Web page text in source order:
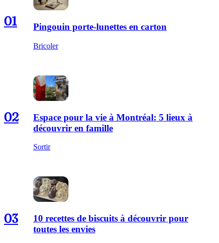
01 Pingouin porte-lunettes en carton
Bricoler
02
Espace pour la vie à Montréal: 5 lieux à
découvrir en famille
Sortir
03
10 recettes de biscuits à découvrir pour
toutes les envies